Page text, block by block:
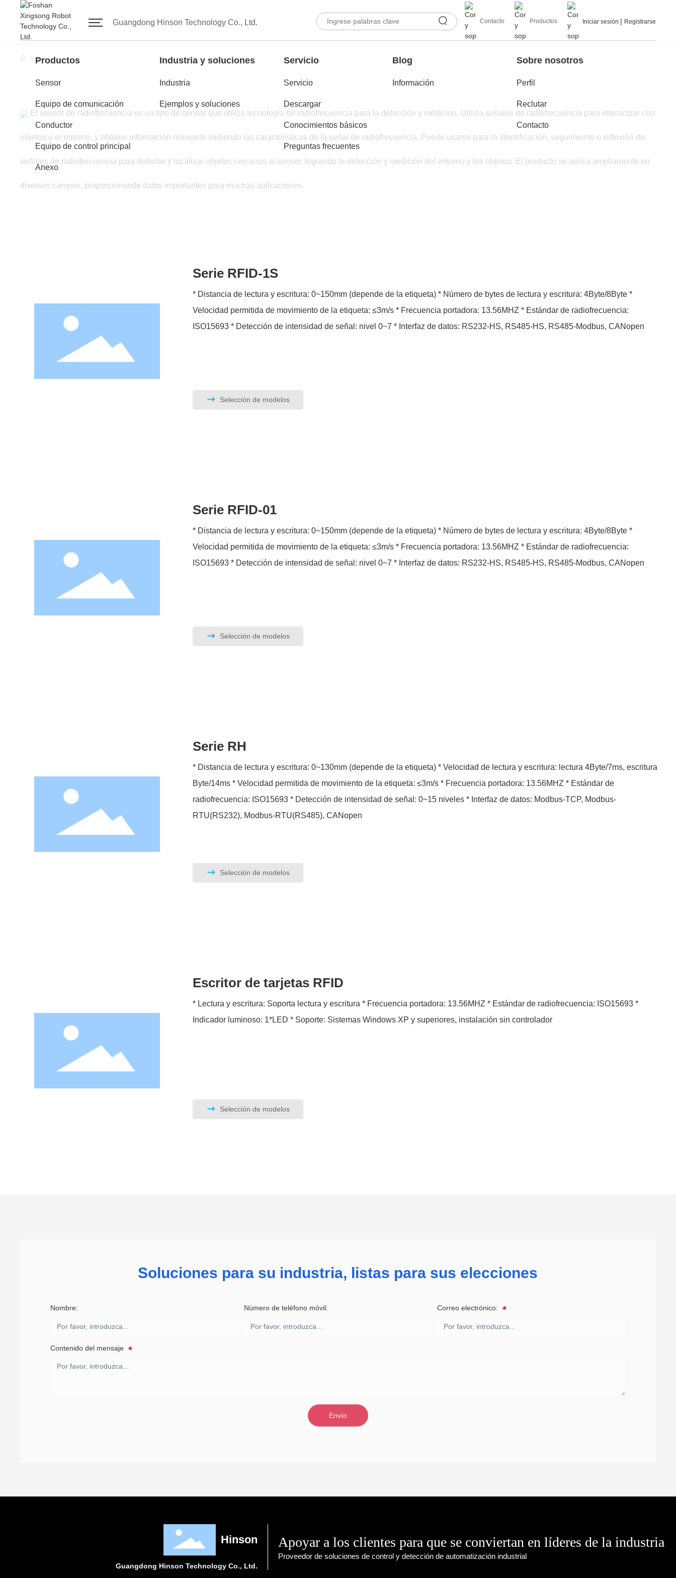
Guangdong Hinson Technology Co., Ltd. Contacto Productos Iniciar sesión | Registrarse
Productos
Sensor
Equipo de comunicación
Conductor
Equipo de control principal
Anexo
Industria y soluciones
Industria
Ejemplos y soluciones
Servicio
Servicio
Descargar
Conocimientos básicos
Preguntas frecuentes
Blog
Información
Sobre nosotros
Perfil
Reclutar
Contacto
Inicio
El sensor de radiofrecuencia es un tipo de sensor que utiliza tecnología de radiofrecuencia para la detección y medición. Utiliza señales de radiofrecuencia para interactuar con
objetos o el entorno, y obtiene información relevante midiendo las características de la señal de radiofrecuencia. Puede usarse para la identificación, seguimiento o reflexión de
señales de radiofrecuencia para detectar y localizar objetos cercanos al sensor, logrando la detección y medición del entorno y los objetos. El producto se aplica ampliamente en
diversos campos, proporcionando datos importantes para muchas aplicaciones.
Serie RFID-1S
* Distancia de lectura y escritura: 0~150mm (depende de la etiqueta) * Número de bytes de lectura y escritura: 4Byte/8Byte *
Velocidad permitida de movimiento de la etiqueta: ≤3m/s * Frecuencia portadora: 13.56MHZ * Estándar de radiofrecuencia:
ISO15693 * Detección de intensidad de señal: nivel 0~7 * Interfaz de datos: RS232-HS, RS485-HS, RS485-Modbus, CANopen
Selección de modelos
Serie RFID-01
* Distancia de lectura y escritura: 0~150mm (depende de la etiqueta) * Número de bytes de lectura y escritura: 4Byte/8Byte *
Velocidad permitida de movimiento de la etiqueta: ≤3m/s * Frecuencia portadora: 13.56MHZ * Estándar de radiofrecuencia:
ISO15693 * Detección de intensidad de señal: nivel 0~7 * Interfaz de datos: RS232-HS, RS485-HS, RS485-Modbus, CANopen
Selección de modelos
Serie RH
* Distancia de lectura y escritura: 0~130mm (depende de la etiqueta) * Velocidad de lectura y escritura: lectura 4Byte/7ms, escritura
Byte/14ms * Velocidad permitida de movimiento de la etiqueta: ≤3m/s * Frecuencia portadora: 13.56MHZ * Estándar de
radiofrecuencia: ISO15693 * Detección de intensidad de señal: 0~15 niveles * Interfaz de datos: Modbus-TCP, Modbus-
RTU(RS232), Modbus-RTU(RS485), CANopen
Selección de modelos
Escritor de tarjetas RFID
* Lectura y escritura: Soporta lectura y escritura * Frecuencia portadora: 13.56MHZ * Estándar de radiofrecuencia: ISO15693 *
Indicador luminoso: 1*LED * Soporte: Sistemas Windows XP y superiores, instalación sin controlador
Selección de modelos
Soluciones para su industria, listas para sus elecciones
Nombre: Número de teléfono móvil: Correo electrónico:
Contenido del mensaje
Envío
Hinson
Guangdong Hinson Technology Co., Ltd.
Apoyar a los clientes para que se conviertan en líderes de la industria
Proveedor de soluciones de control y detección de automatización industrial